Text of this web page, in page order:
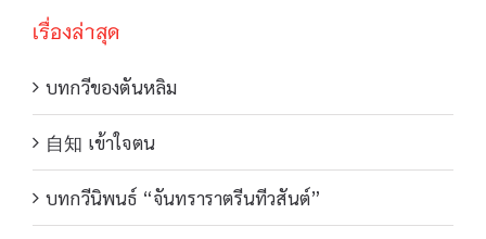
เรื่องล่าสุด
บทกวีของตันหลิม
自知 เข้าใจตน
บทกวีนิพนธ์ “จันทราราตรีนทีวสันต์”